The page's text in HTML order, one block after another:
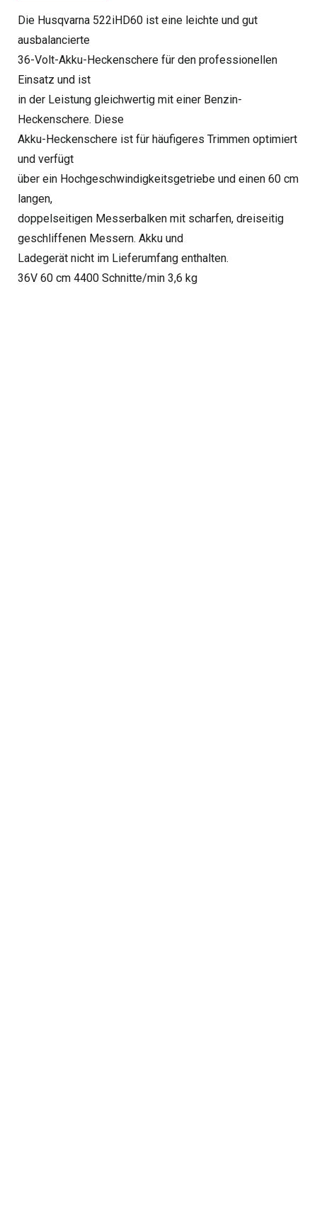
Die Husqvarna 522iHD60 ist eine leichte und gut
ausbalancierte
36-Volt-Akku-Heckenschere für den professionellen
Einsatz und ist
in der Leistung gleichwertig mit einer Benzin-
Heckenschere. Diese
Akku-Heckenschere ist für häufigeres Trimmen optimiert
und verfügt
über ein Hochgeschwindigkeitsgetriebe und einen 60 cm
langen,
doppelseitigen Messerbalken mit scharfen, dreiseitig
geschliffenen Messern. Akku und
Ladegerät nicht im Lieferumfang enthalten.
36V 60 cm 4400 Schnitte/min 3,6 kg